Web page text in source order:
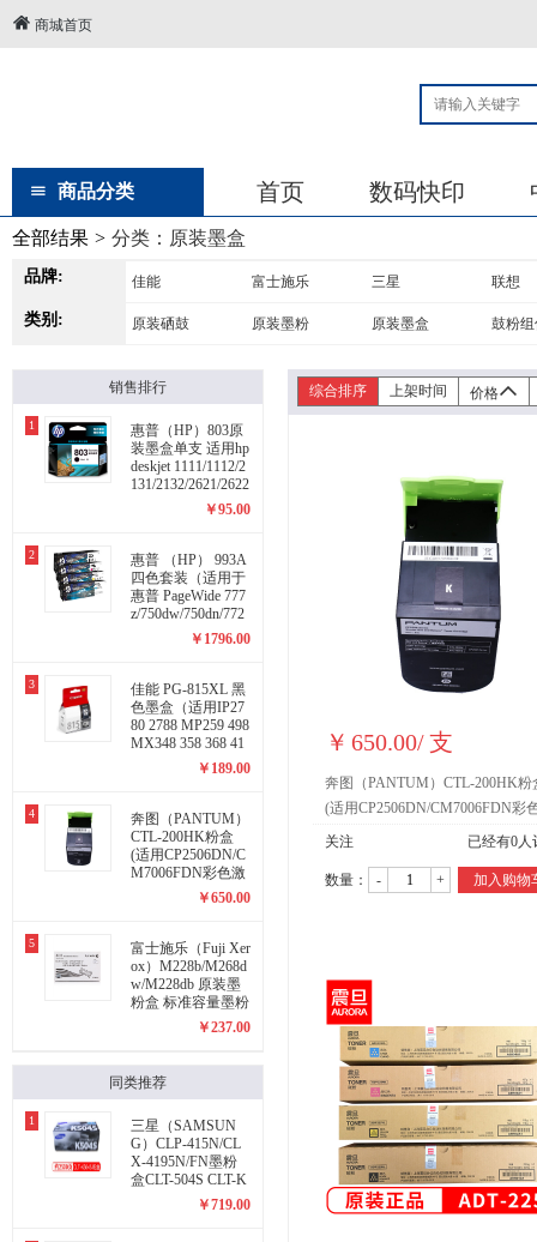
商城首页
商品分类 首页 数码快印
全部结果 > 分类： 原装墨盒
品牌: 佳能 富士施乐 三星 联想
类别: 原装硒鼓 原装墨粉 原装墨盒 鼓粉
销售排行
1
惠普（HP）803原
装墨盒单支 适用hp
deskjet 1111/1112/2
131/2132/2621/2622
打印机 黑色经济适
￥95.00
2
惠普 （HP） 993A
四色套装（适用于
惠普 PageWide 777
z/750dw/750dn/772
dn系列 774 779系
￥ 1796.00
3
佳能 PG-815XL 黑
色墨盒（适用IP27
80 2788 MP259 498
MX348 358 368 41
￥ 189.00
4
奔图（PANTUM）
CTL-200HK粉盒
(适用CP2506DN/C
M7006FDN彩色激
光打印机) 黑色
￥650.00
5
富士施乐（Fuji Xer
ox）M228b/M268d
w/M228db 原装墨
粉盒 标准容量墨粉
（1200页） CT202
￥237.00
同类推荐
1
三星（SAMSUN
G）CLP-415N/CL
X-4195N/FN墨粉
盒CLT-504S CLT-K
￥719.00
综合排序 上架时间 价格
￥ 650.00/支
奔图（PANTUM）CTL-200HK粉
(适用CP2506DN/CM7006FDN彩
光打印机) 黑色
关注 已经有0人
数量： - + 加入购物